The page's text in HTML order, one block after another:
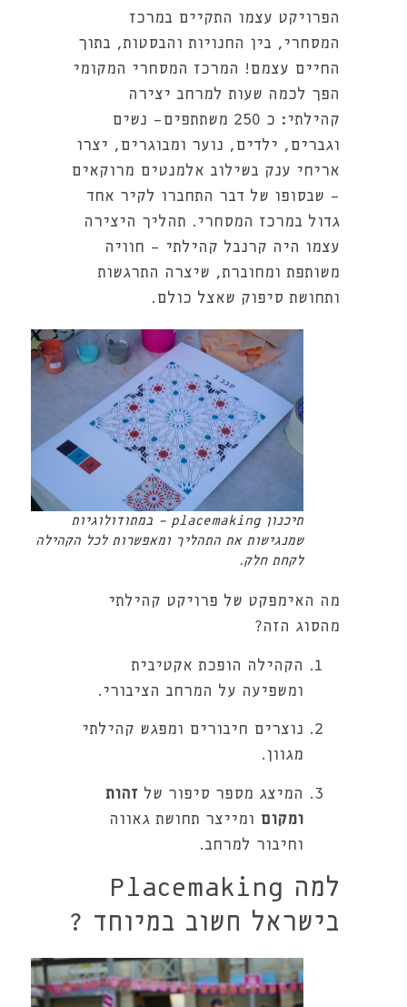
הפרויקט עצמו התקיים במרכז
המסחרי, בין החנויות והבסטות, בתוך
החיים עצמם! המרכז המסחרי המקומי
הפך לכמה שעות למרחב יצירה
קהילתי: כ 250 משתתפים- נשים
וגברים, ילדים, נוער ומבוגרים, יצרו
אריחי ענק בשילוב אלמנטים מרוקאים
- שבסופו של דבר התחברו לקיר אחד
גדול במרכז המסחרי. תהליך היצירה
עצמו היה קרנבל קהילתי - חוויה
משותפת ומחוברת, שיצרה התרגשות
ותחושת סיפוק שאצל כולם.
תיכנון placemaking - במתודולוגיות
שמנגישות את התהליך ומאפשרות לכל הקהילה
לקחת חלק.
מה האימפקט של פרויקט קהילתי
מהסוג הזה?
הקהילה הופכת אקטיבית
ומשפיעה על המרחב הציבורי.
נוצרים חיבורים ומפגש קהילתי
מגוון.
המיצג מספר סיפור של זהות
ומקום ומייצר תחושת גאווה
וחיבור למרחב.
למה Placemaking
בישראל חשוב במיוחד ?